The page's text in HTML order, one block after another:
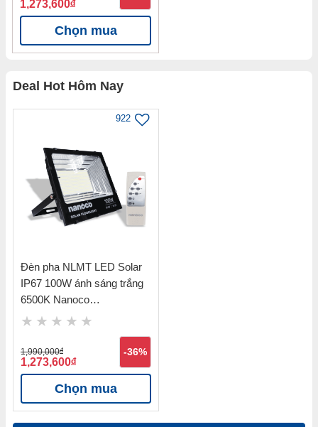
1,273,600đ
Chọn mua
Deal Hot Hôm Nay
922
Đèn pha NLMT LED Solar
IP67 100W ánh sáng trắng
6500K Nanoco
NLFS100625
1,990,000đ
1,273,600đ
-36%
Chọn mua